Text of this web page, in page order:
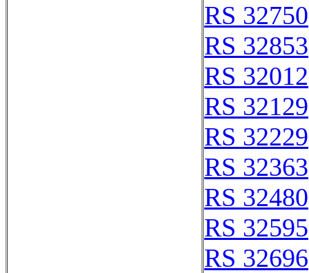
RS 32750
RS 32853
RS 32012
RS 32129
RS 32229
RS 32363
RS 32480
RS 32595
RS 32696